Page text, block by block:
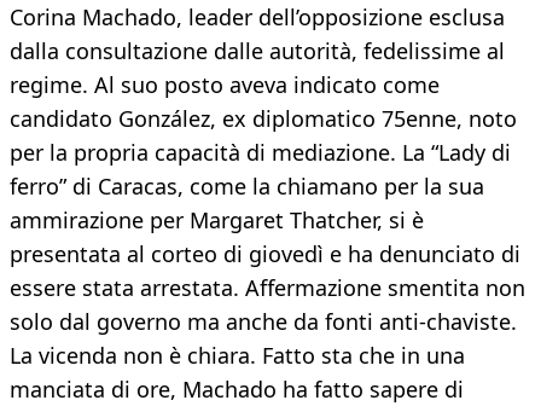
Corina Machado, leader dell’opposizione esclusa
dalla consultazione dalle autorità, fedelissime al
regime. Al suo posto aveva indicato come
candidato González, ex diplomatico 75enne, noto
per la propria capacità di mediazione. La “Lady di
ferro” di Caracas, come la chiamano per la sua
ammirazione per Margaret Thatcher, si è
presentata al corteo di giovedì e ha denunciato di
essere stata arrestata. Affermazione smentita non
solo dal governo ma anche da fonti anti-chaviste.
La vicenda non è chiara. Fatto sta che in una
manciata di ore, Machado ha fatto sapere di